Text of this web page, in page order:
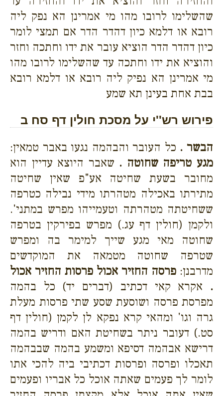
שהשלימו לרובו מהו מי אמרינן הא נפק ליה
רובא או דלמא כיון דהדר הדר אם תמצי לומר
כיון דהדר הדר הוציא עובר את ידו וחתכה וחזר
והוציא את ידו וחתכה עד שהשלימו לרובו מהו
מי אמרינן הא נפיק ליה רובא או דלמא רובא
בבת אחת בעינן תא שמע
פירוש רש''י על מסכת חולין דף סח ב
הבשר . כל העובר והבהמה נגעו באבר טמאין:
מגע טריפה שחוטה . שאבר היוצא עדיין הוא
מחובר בשעת שחיטה אע"פ שאין שחיטה
מתירתו באכילה מטהרתו מידי נבילה כטרפה
ששחיטתה מטהרתה וטעמייהו מפרש במתני'.
ולקמן (חולין דף עג.) מפרש בפירקין בטרפה
שחוטה מאי מגע שייך למימר בה ומפרש
שטרפה שחוטה מטמאה את המוקדשים
מדרבנן: פרסה החזיר אכול פרסות החזיר אכול
. אקרא קאי דכתיב (דברים יד) כל בהמה
מפרסת פרסה ושוסעת שסע שתי פרסות מעלת
גרה וגו' ומהאי קרא נפקא לן לקמן (חולין דף
סט.) דעובר ניתר בשחיטת האם ודריש בהמה
דרישא אבהמה דסיפא ומשמע בהמה שבבהמה
תאכלו ופרסה ופרסות דכתיבי ביה להכי אתו
לומר לך פעמים שאתה אוכל כל אבריו ופעמים